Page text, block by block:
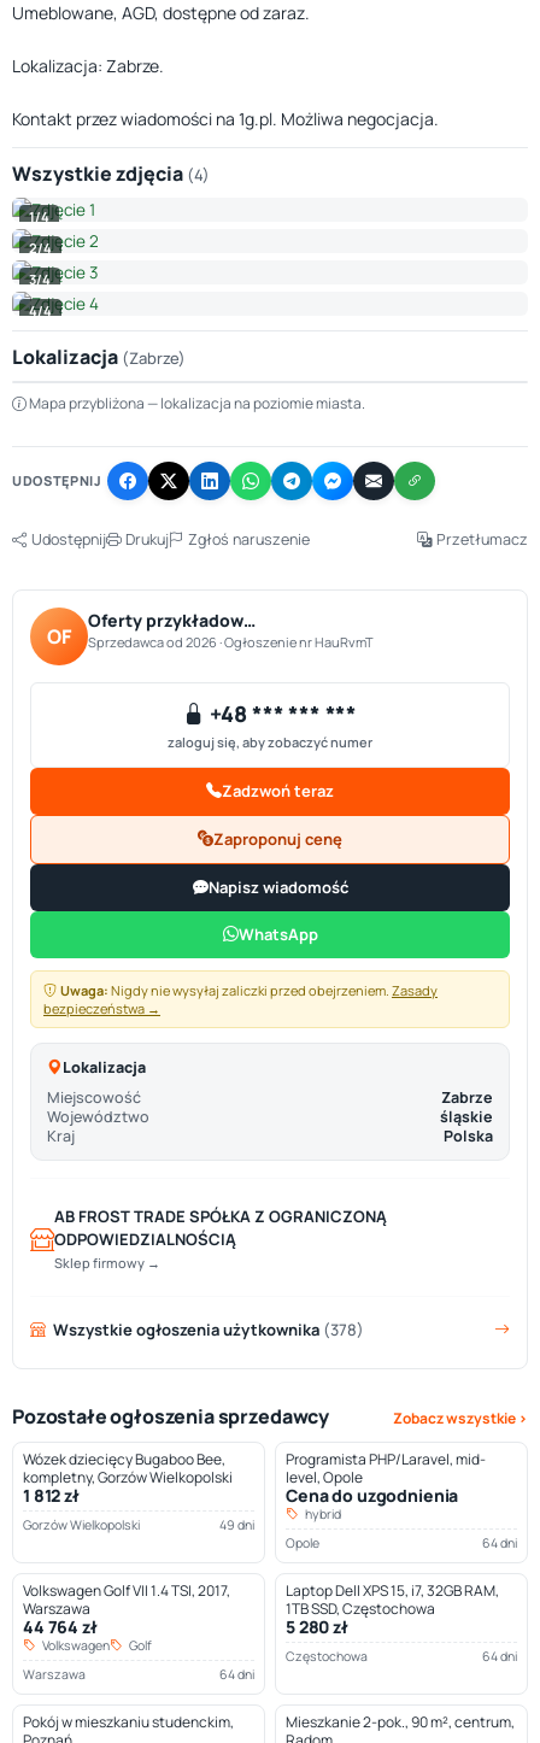
Umeblowane, AGD, dostępne od zaraz.
Lokalizacja: Zabrze.
Kontakt przez wiadomości na 1g.pl. Możliwa negocjacja.
Wszystkie zdjęcia (4)
1/4
2/4
3/4
4/4
Lokalizacja (Zabrze)
+
−
Mapa przybliżona — lokalizacja na poziomie miasta.
UDOSTĘPNIJ
Udostępnij Drukuj Zgłoś naruszenie Przetłumacz
OF
Oferty przykładow…
Sprzedawca od 2026 · Ogłoszenie nr HauRvmT
+48 *** *** ***
zaloguj się, aby zobaczyć numer
Zadzwoń teraz
Zaproponuj cenę
Napisz wiadomość
WhatsApp
Uwaga: Nigdy nie wysyłaj zaliczki przed obejrzeniem. Zasady
bezpieczeństwa →
Lokalizacja
Miejscowość
Zabrze
Województwo
śląskie
Kraj
Polska
AB FROST TRADE SPÓŁKA Z OGRANICZONĄ
ODPOWIEDZIALNOŚCIĄ
Sklep firmowy →
Wszystkie ogłoszenia użytkownika (378)
Pozostałe ogłoszenia sprzedawcy
Zobacz wszystkie ›
Wózek dziecięcy Bugaboo Bee,
kompletny, Gorzów Wielkopolski
1 812 zł
Gorzów Wielkopolski 49 dni
Programista PHP/Laravel, mid-
level, Opole
Cena do uzgodnienia
hybrid
Opole
64 dni
Volkswagen Golf VII 1.4 TSI, 2017,
Warszawa
44 764 zł
Volkswagen
Golf
Warszawa
64 dni
Laptop Dell XPS 15, i7, 32GB RAM,
1TB SSD, Częstochowa
5 280 zł
Częstochowa 64 dni
Pokój w mieszkaniu studenckim,
Mieszkanie 2-pok., 90 m², centrum,